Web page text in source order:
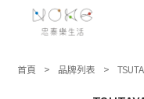
首頁 品牌列表